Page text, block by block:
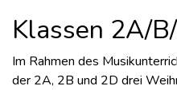
Klassen 2A/
Im Rahmen des
der 2A, 2B und 2D drei